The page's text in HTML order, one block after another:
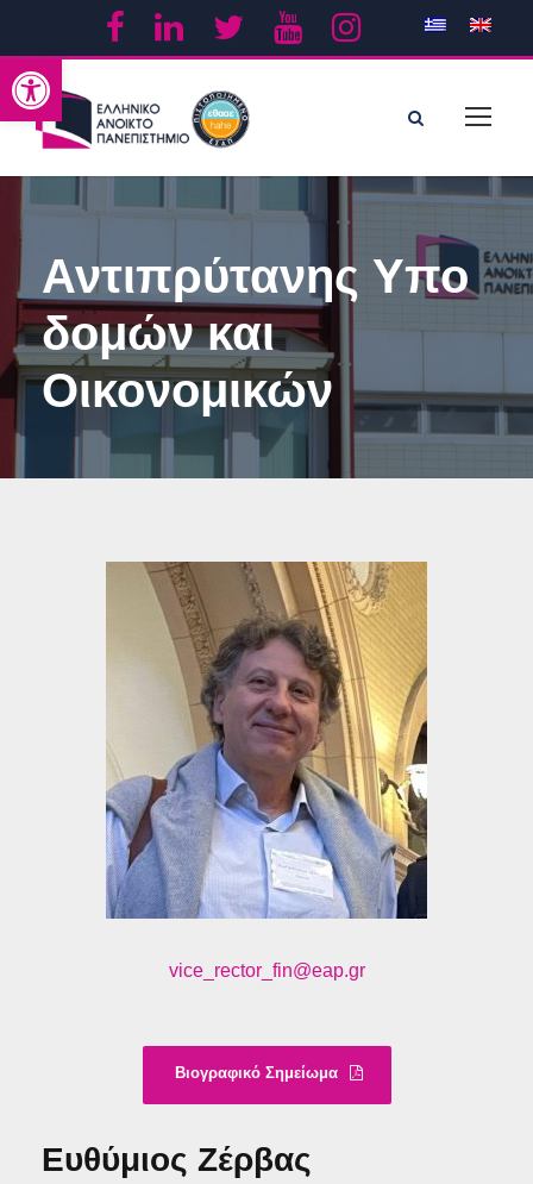
Ανοίξτε τη γραμμή εργαλείων
Αντιπρύτανης Υπο
δομών και
Οικονομικών
vice_rector_fin@eap.gr
Βιογραφικό Σημείωμα
Ευθύμιος Ζέρβας